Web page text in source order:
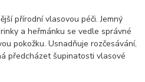
přírodní vlasovou péči. Jemný
a heřmánku se vedle správné
pokožku. Usnadňuje rozčesávání,
předcházet šupinatosti vlasové